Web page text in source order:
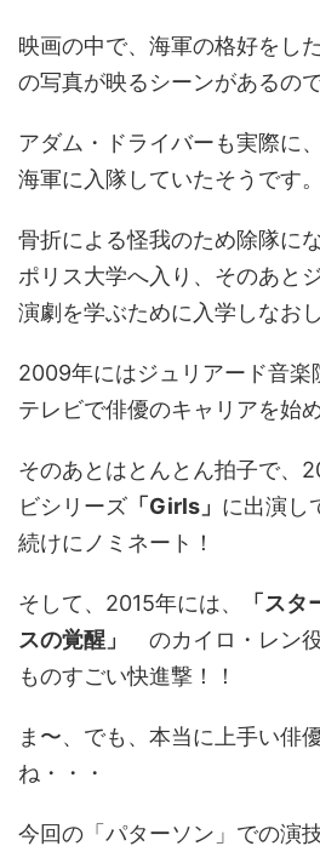
映画の中で、海軍の格好をし
の写真が映るシーンがあるので
アダム・ドライバーも実際に
海軍に入隊していたそうです。
骨折による怪我のため除隊に
ポリス大学へ入り、そのあと
演劇を学ぶために入学しなお
2009年にはジュリアード音楽
テレビで俳優のキャリアを始め
そのあとはとんとん拍子で、
ビシリーズ 「Girls」 に出演し
続けにノミネート！
そして、2015年には、
「ス
スの覚醒」
のカイロ・レン
ものすごい快進撃！！
ま〜、でも、本当に上手い俳
ね・・・
今回の「パターソン」での演